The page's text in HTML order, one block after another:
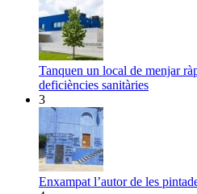
Tanquen un local de menjar
deficiències sanitàries
3
Enxampat l’autor de les